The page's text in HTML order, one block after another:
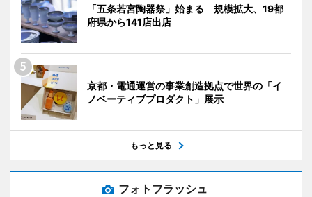
「五条若宮陶器祭」始まる 規模拡大、19都
府県から141店出店
京都・電通運営の事業創造拠点で世界の「イ
ノベーティブプロダクト」展示
もっと見る
フォトフラッシュ